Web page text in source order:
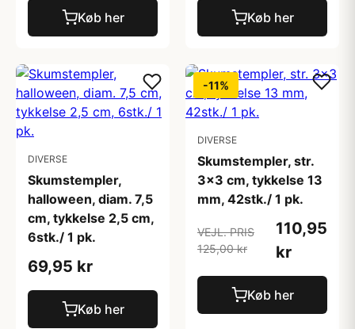
Køb her Køb her
DIVERSE
Skumstempler,
halloween, diam. 7,5
cm, tykkelse 2,5 cm,
6stk./ 1 pk.
69,95 kr
Køb her
-11%
DIVERSE
Skumstempler, str.
3x3 cm, tykkelse 13
mm, 42stk./ 1 pk.
VEJL. PRIS
125,00 kr
110,95
kr
Køb her